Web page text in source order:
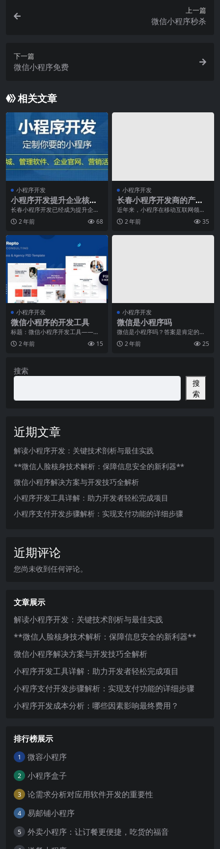
上一篇
微信小程序秒杀
下一篇
微信小程序免费
相关文章
小程序开发
小程序开发提升企业核心
竞争力的关键要素有哪些
长春小程序开发已经成为提升企业
核心竞争力的关键要素之一。在移
动互联网时代，企业需
2 年前 68
小程序开发
长春小程序开发商的产品
推广策略
近年来，小程序在移动互联网领域
崭露头角，并成为各行业企业推广
产品与服务的热门选择
2 年前 35
小程序开发
微信小程序的开发工具
标题：微信小程序开发工具——助
力创新与商业腾飞近年来，随着移
动互联网的快速发展，
2 年前 15
小程序开发
微信是小程序吗
微信是小程序吗？答案是肯定的！
作为中国非常大的社交媒体平台之
一，微信早已成为人们
2 年前 25
搜索
搜
索
近期文章
解读小程序开发：关键技术剖析与最佳实践
**微信人脸核身技术解析：保障信息安全的新利器**
微信小程序解决方案与开发技巧全解析
小程序开发工具详解：助力开发者轻松完成项目
小程序支付开发步骤解析：实现支付功能的详细步骤
近期评论
您尚未收到任何评论。
文章展示
解读小程序开发：关键技术剖析与最佳实践
**微信人脸核身技术解析：保障信息安全的新利器**
微信小程序解决方案与开发技巧全解析
小程序开发工具详解：助力开发者轻松完成项目
小程序支付开发步骤解析：实现支付功能的详细步骤
小程序开发成本分析：哪些因素影响最终费用？
排行榜展示
1 微容小程序
2 小程序盒子
3 论需求分析对应用软件开发的重要性
4 易邮铺小程序
5 外卖小程序：让订餐更便捷，吃货的福音